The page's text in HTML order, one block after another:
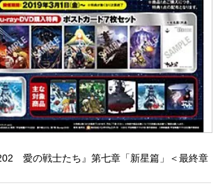
愛の戦士たち』第七章「新星篇」＜最終章